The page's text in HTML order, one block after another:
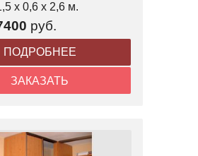
x 0,6 x 2,6 м.
руб.
ПОДРОБНЕЕ
ЗАКАЗАТЬ